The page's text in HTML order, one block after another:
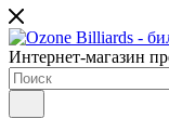
Интернет-магазин